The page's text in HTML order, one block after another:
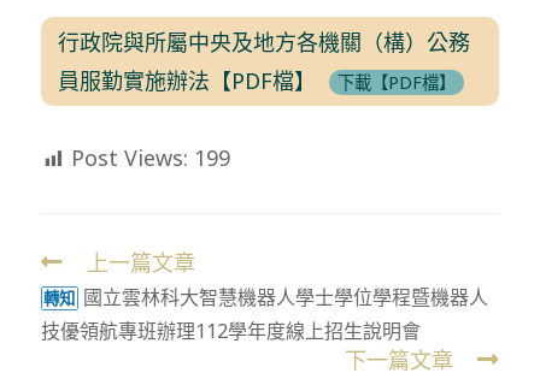
行政院與所屬中央及地方各機關（構）公務
員服勤實施辦法【PDF檔】
下載【PDF檔】
Post Views: 199
Read
more
articles
上一篇文章
轉知 國立雲林科大智慧機器人學士學位學程暨機器人
技優領航專班辦理112學年度線上招生說明會
下一篇文章